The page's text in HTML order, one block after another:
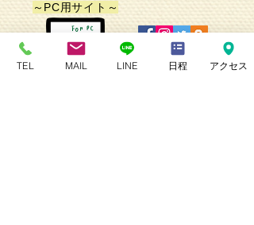
～PC用サイト～
TEL MAIL LINE 日程 アクセス